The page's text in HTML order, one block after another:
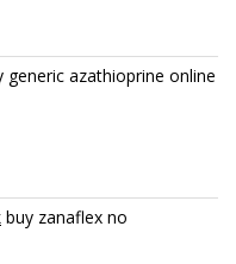
generic azathioprine online
buy zanaflex no